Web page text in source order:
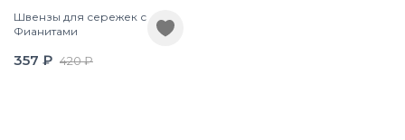
Швензы для сережек с
Фианитами
357 ₽ 420 ₽